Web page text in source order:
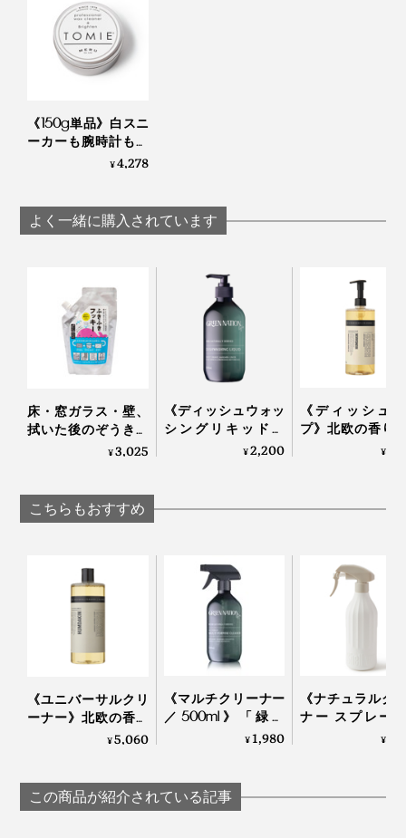
使用できないもの
漆や箔などの塗装品、染み込みやすい素材（ヌメ革、無
垢の木材など）、濃色の車のボディ（白い筋が残る）
さい。
天然成分と洗浄成分のバランスを作り上げるのが、埼玉
県飯能市にある自社工場。
技術を守り続けています。
を見極める職人技。仕上がりは、自らの舌で確かめると
いいます。
安全性の高さから、病院の医療器具の洗浄にも採用され
ています。
実際に使ってみて、汚れ落としに時間がかかったり、落
としきれなかったものもありました。
素材：綿や麻など天然素材の布地、スエード
汚れ：長年放置した水垢、石鹸カス、固まった油汚
トイレタンクの水受けの黒ズミは、ちょっと厄介でし
ップして時間をおき、メラニンスポンジでこすると、目
立たない状態に。普通のトイレ洗剤ではまったく取れ
ず、諦め半分だったので、上出来です。
何でもかんでも落ちるというわけではありませんが、素
材を劣化させないか、有毒物質を吸い込まないか、素手
で大丈夫かなど、考えなくていいのが、めちゃめちゃい
い。
て、“TOMIEちゃん”最高です！
《150g単品》白スニ
ーカーも腕時計もフ
ローリングもピッカ
ム」｜TOMIE
¥4,278
よく一緒に購入されています
床・窓ガラス・壁、
拭いた後のぞうきん
までピカピカになる
キー
¥3,025
《ディッシュウォッ
シングリキッド／
500ml》「緑の国」
¥2,200
《ディッシュ
プ》北欧の香り
タニカル成分、
¥
こちらもおすすめ
《ユニバーサルクリ
ーナー》北欧の香り
とボタニカル成分、
HUMDAKIN
¥5,060
《マルチクリーナー
／500ml》「緑の
国」の香りに包まれ
お掃除スプレー｜
GREEN NATION life
¥1,980
《ナチュラルク
ナー スプレー
プ》ECOCERT
¥
この商品が紹介されている記事